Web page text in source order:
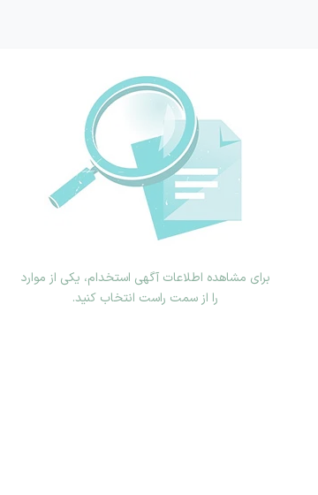
برای مشاهده اطلاعات آگهی استخدام، یکی از موارد
را از سمت راست انتخاب کنید.